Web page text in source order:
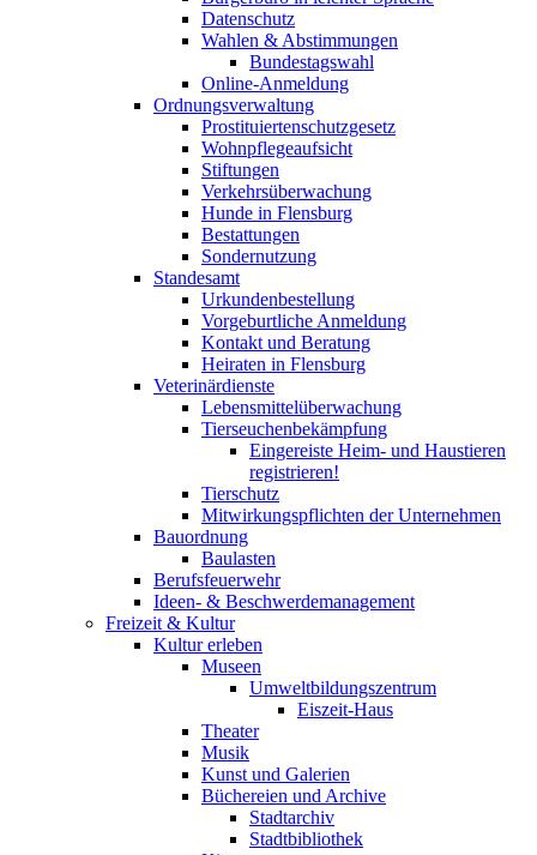
Datenschutz
Wahlen & Abstimmungen
Bundestagswahl
Online-Anmeldung
Ordnungsverwaltung
Prostituiertenschutzgesetz
Wohnpflegeaufsicht
Stiftungen
Verkehrsüberwachung
Hunde in Flensburg
Bestattungen
Sondernutzung
Standesamt
Urkundenbestellung
Vorgeburtliche Anmeldung
Kontakt und Beratung
Heiraten in Flensburg
Veterinärdienste
Lebensmittelüberwachung
Tierseuchenbekämpfung
Eingereiste Heim- und Haustieren
registrieren!
Tierschutz
Mitwirkungspflichten der Unternehmen
Bauordnung
Baulasten
Berufsfeuerwehr
Ideen- & Beschwerdemanagement
Freizeit & Kultur
Kultur erleben
Museen
Umweltbildungszentrum
Eiszeit-Haus
Theater
Musik
Kunst und Galerien
Büchereien und Archive
Stadtarchiv
Stadtbibliothek